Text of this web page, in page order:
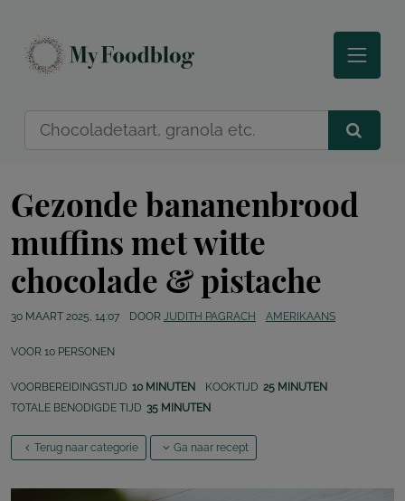
Gezonde bananenbrood
muffins met witte
chocolade & pistache
30 MAART 2025, 14:07 DOOR JUDITH PAGRACH AMERIKAANS
VOOR 10 PERSONEN
VOORBEREIDINGSTIJD 10 MINUTEN KOOKTIJD 25 MINUTEN
TOTALE BENODIGDE TIJD 35 MINUTEN
Terug naar categorie Ga naar recept